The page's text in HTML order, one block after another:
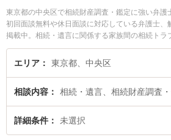
東京都の中央区で相続財産調査・鑑定に強い弁護
初回面談無料や休日面談に対応している弁護士、
掲載中。相続・遺言に関係する家族間の相続トラ
割等の細かな分野での絞り込み検索もでき便利
根 亮人弁護士やプラッサ法律事務所の増田 直毅
ぐに弁護士に相談したい』『相続財産調査・鑑定
近くの弁護士を検索したい』『初回相談無料で
できる中央区内の弁護士に相談予約したい』など
エリア 東京都、中央区
相談内容 相続・遺言、相続財産調査
詳細条件 未選択